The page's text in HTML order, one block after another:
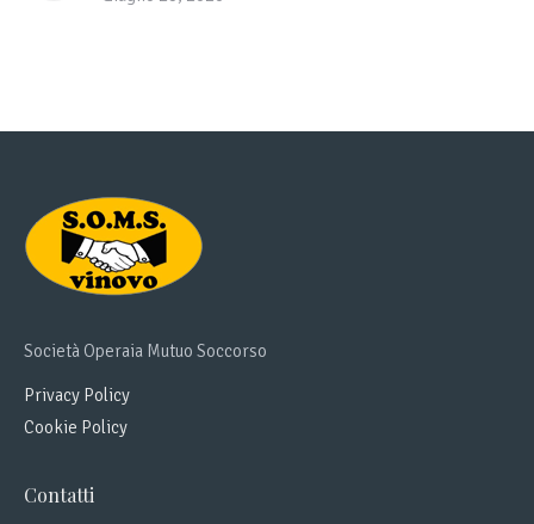
Società Operaia Mutuo Soccorso
Privacy Policy
Cookie Policy
Contatti